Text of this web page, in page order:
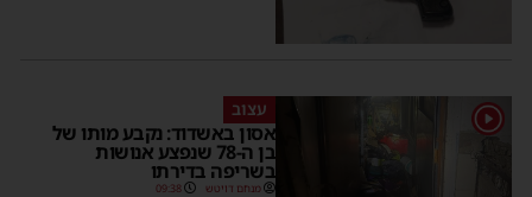
1 עצוב
אסון באשדוד: נקבע מותו של
בן ה-78 שנפצע אנושות
בשריפה בדירתו
מנחם דויטש 09:38